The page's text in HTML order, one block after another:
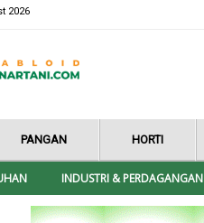
2026
PANGAN HORTI
INDUSTRI & PERDAGANGAN